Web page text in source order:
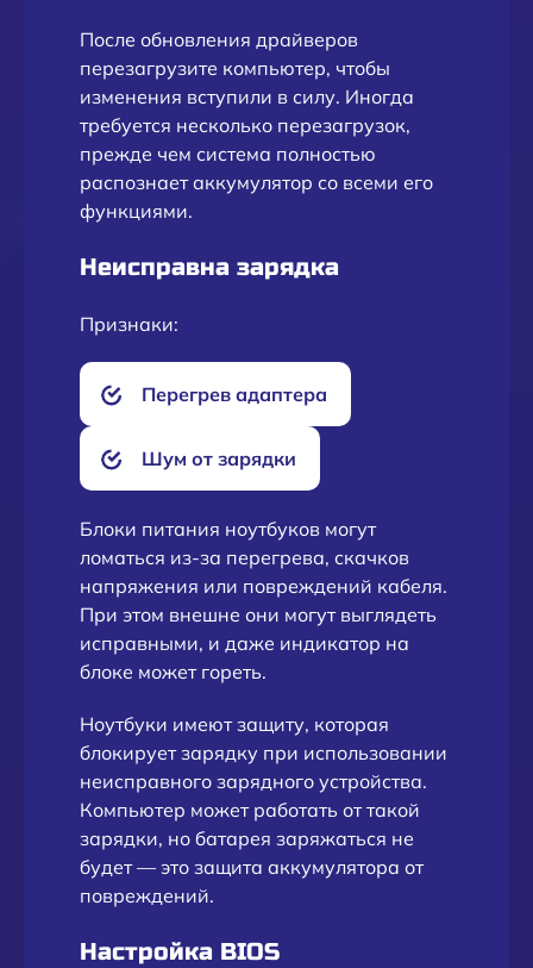
После обновления драйверов
перезагрузите компьютер, чтобы
изменения вступили в силу. Иногда
требуется несколько перезагрузок,
прежде чем система полностью
распознает аккумулятор со всеми его
функциями.
Неисправна зарядка
Признаки:
Перегрев адаптера
Шум от зарядки
Блоки питания ноутбуков могут
ломаться из-за перегрева, скачков
напряжения или повреждений кабеля.
При этом внешне они могут выглядеть
исправными, и даже индикатор на
блоке может гореть.
Ноутбуки имеют защиту, которая
блокирует зарядку при использовании
неисправного зарядного устройства.
Компьютер может работать от такой
зарядки, но батарея заряжаться не
будет — это защита аккумулятора от
повреждений.
Настройка BIOS